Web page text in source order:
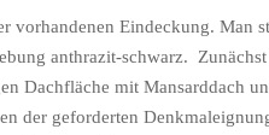
vorhandenen Eindeckung. Man
anthrazit-schwarz.
Dachfläche mit Mansarddach
der geforderten